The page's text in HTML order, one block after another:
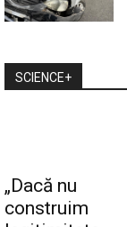
SCIENCE+
„Dacă nu
construim